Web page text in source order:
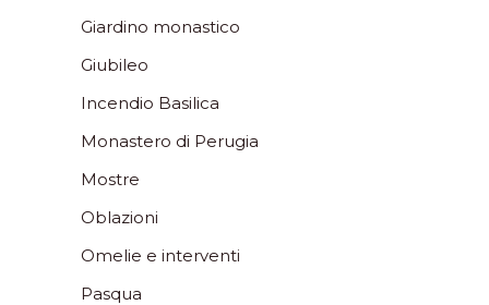
Giardino monastico
Giubileo
Incendio Basilica
Monastero di Perugia
Mostre
Oblazioni
Omelie e interventi
Pasqua